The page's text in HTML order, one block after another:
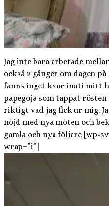
Jag inte bara arbetade
också 2 gånger om dagen
fanns inget kvar inuti mitt
papegoja som tappat
riktigt vad jag fick ur mig.
nöjd med nya möten och
gamla och nya följare [wp-
wrap=”i”]